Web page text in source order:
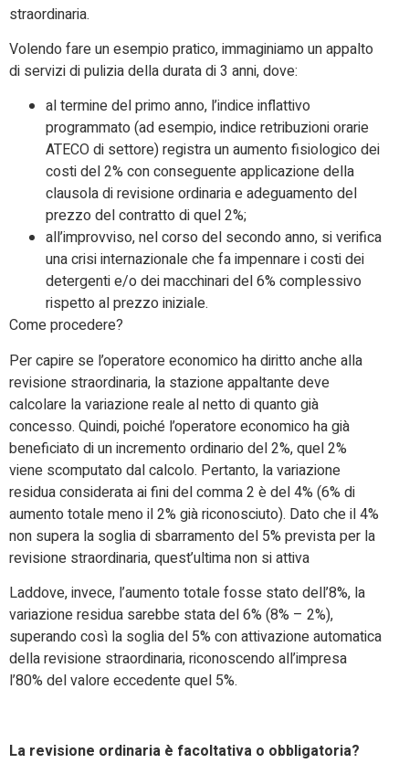
straordinaria.
Volendo fare un esempio pratico, immaginiamo un appalto
di servizi di pulizia della durata di 3 anni, dove:
al termine del primo anno, l’indice inflattivo
programmato (ad esempio, indice retribuzioni orarie
ATECO di settore) registra un aumento fisiologico dei
costi del 2% con conseguente applicazione della
clausola di revisione ordinaria e adeguamento del
prezzo del contratto di quel 2%;
all’improvviso, nel corso del secondo anno, si verifica
una crisi internazionale che fa impennare i costi dei
detergenti e/o dei macchinari del 6% complessivo
rispetto al prezzo iniziale.
Come procedere?
Per capire se l’operatore economico ha diritto anche alla
revisione straordinaria, la stazione appaltante deve
calcolare la variazione reale al netto di quanto già
concesso. Quindi, poiché l’operatore economico ha già
beneficiato di un incremento ordinario del 2%, quel 2%
viene scomputato dal calcolo. Pertanto, la variazione
residua considerata ai fini del comma 2 è del 4% (6% di
aumento totale meno il 2% già riconosciuto). Dato che il 4%
non supera la soglia di sbarramento del 5% prevista per la
revisione straordinaria, quest’ultima non si attiva
Laddove, invece, l’aumento totale fosse stato dell’8%, la
variazione residua sarebbe stata del 6% (8% – 2%),
superando così la soglia del 5% con attivazione automatica
della revisione straordinaria, riconoscendo all’impresa
l’80% del valore eccedente quel 5%.
La revisione ordinaria è facoltativa o obbligatoria?